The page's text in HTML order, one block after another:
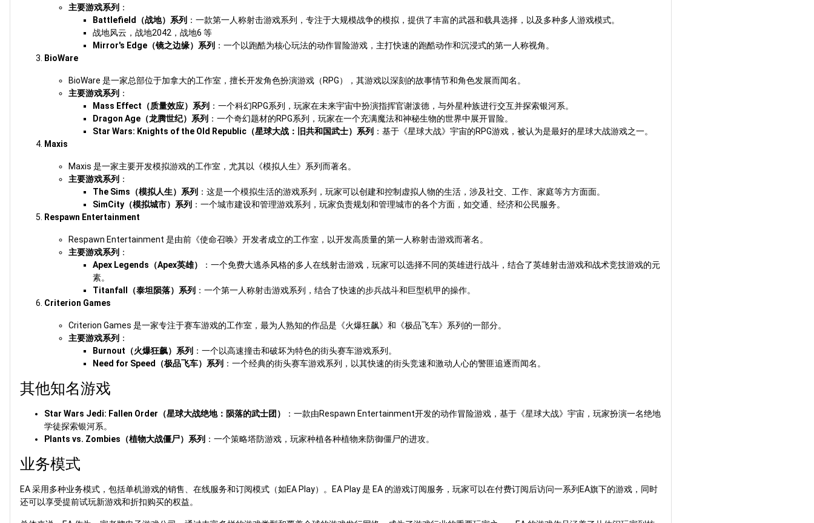
主要游戏系列 ：
Battlefield（战地）系列 ：一款第一人称射击游戏系列，专注于大规模战争的模拟，提供了丰富的武器和载具选择，以及多种多人游戏模式。
战地风云，战地2042，战地6 等
Mirror's Edge（镜之边缘）系列 ：一个以跑酷为核心玩法的动作冒险游戏，主打快速的跑酷动作和沉浸式的第一人称视角。
BioWare
BioWare 是一家总部位于加拿大的工作室，擅长开发角色扮演游戏（RPG），其游戏以深刻的故事情节和角色发展而闻名。
主要游戏系列 ：
Mass Effect（质量效应）系列 ：一个科幻RPG系列，玩家在未来宇宙中扮演指挥官谢泼德，与外星种族进行交互并探索银河系。
Dragon Age（龙腾世纪）系列 ：一个奇幻题材的RPG系列，玩家在一个充满魔法和神秘生物的世界中展开冒险。
Star Wars: Knights of the Old Republic（星球大战：旧共和国武士）系列 ：基于《星球大战》宇宙的RPG游戏，被认为是最好的星球大战游戏之一。
Maxis
Maxis 是一家主要开发模拟游戏的工作室，尤其以《模拟人生》系列而著名。
主要游戏系列 ：
The Sims（模拟人生）系列 ：这是一个模拟生活的游戏系列，玩家可以创建和控制虚拟人物的生活，涉及社交、工作、家庭等方方面面。
SimCity（模拟城市）系列 ：一个城市建设和管理游戏系列，玩家负责规划和管理城市的各个方面，如交通、经济和公民服务。
Respawn Entertainment
Respawn Entertainment 是由前《使命召唤》开发者成立的工作室，以开发高质量的第一人称射击游戏而著名。
主要游戏系列 ：
Apex Legends（Apex英雄）
：一个免费大逃杀风格的多人在线射击游戏，玩家可以选择不同的英雄进行战斗，结合了英雄射击游戏和战术竞技游戏的元
素。
Titanfall（泰坦陨落）系列 ：一个第一人称射击游戏系列，结合了快速的步兵战斗和巨型机甲的操作。
Criterion Games
Criterion Games 是一家专注于赛车游戏的工作室，最为人熟知的作品是《火爆狂飙》和《极品飞车》系列的一部分。
主要游戏系列 ：
Burnout（火爆狂飙）系列 ：一个以高速撞击和破坏为特色的街头赛车游戏系列。
Need for Speed（极品飞车）系列 ：一个经典的街头赛车游戏系列，以其快速的街头竞速和激动人心的警匪追逐而闻名。
其他知名游戏
Star Wars Jedi: Fallen Order（星球大战绝地：陨落的武士团）
：一款由Respawn Entertainment开发的动作冒险游戏，基于《星球大战》宇宙，玩家扮演一名绝地
学徒探索银河系。
Plants vs. Zombies（植物大战僵尸）系列 ：一个策略塔防游戏，玩家种植各种植物来防御僵尸的进攻。
业务模式
EA 采用多种业务模式，包括单机游戏的销售、在线服务和订阅模式（如EA Play）。EA Play 是 EA 的游戏订阅服务，玩家可以在付费订阅后访问一系列EA旗下的游戏，同时
还可以享受提前试玩新游戏和折扣购买的权益。